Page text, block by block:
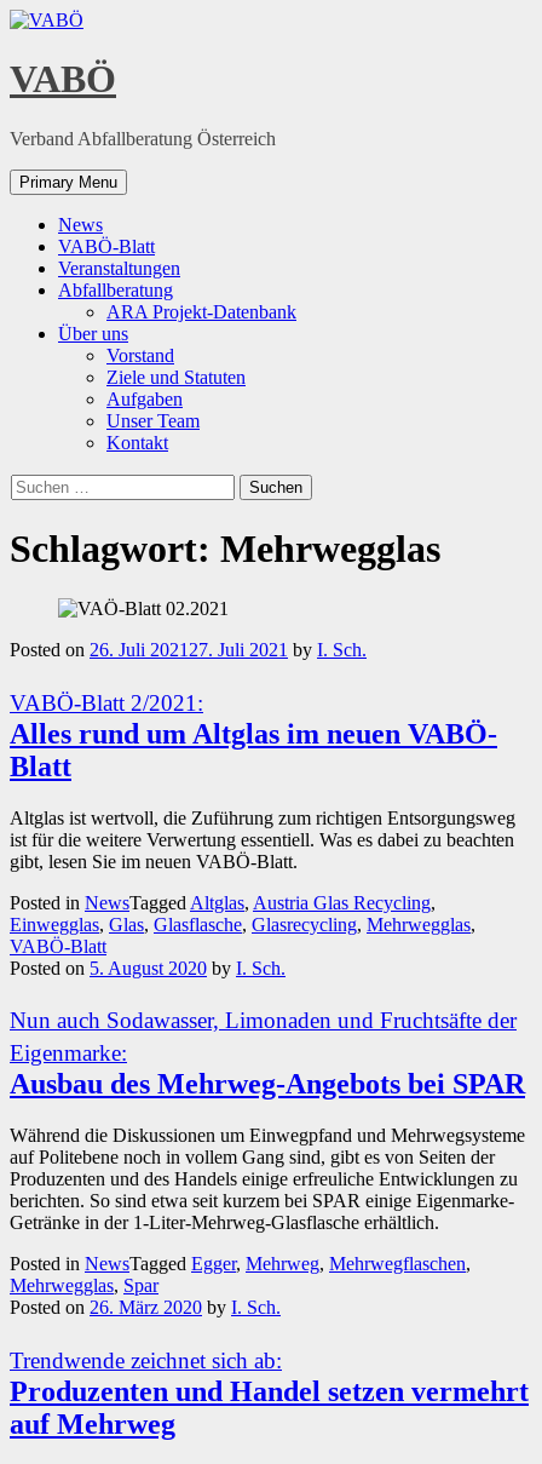
Skip
content
VABÖ
Verband Abfallberatung Österreich
Primary Menu
News
VABÖ-Blatt
Veranstaltungen
Abfallberatung
ARA Projekt-Datenbank
Über uns
Vorstand
Ziele und Statuten
Aufgaben
Unser Team
Kontakt
Suchen
nach:
Schlagwort: Mehrwegglas
Posted on 26. Juli 2021 27. Juli 2021 by I. Sch.
VABÖ-Blatt 2/2021:
Alles rund um Altglas im neuen VABÖ-
Blatt
Altglas ist wertvoll, die Zuführung zum richtigen Entsorgungsweg
ist für die weitere Verwertung essentiell. Was es dabei zu beachten
gibt, lesen Sie im neuen VABÖ-Blatt.
Posted in NewsTagged Altglas, Austria Glas Recycling,
Einwegglas, Glas, Glasflasche, Glasrecycling, Mehrwegglas,
VABÖ-Blatt
Posted on 5. August 2020 by I. Sch.
Nun auch Sodawasser, Limonaden und Fruchtsäfte der
Eigenmarke:
Ausbau des Mehrweg-Angebots bei SPAR
Während die Diskussionen um Einwegpfand und Mehrwegsysteme
auf Politebene noch in vollem Gang sind, gibt es von Seiten der
Produzenten und des Handels einige erfreuliche Entwicklungen zu
berichten. So sind etwa seit kurzem bei SPAR einige Eigenmarke-
Getränke in der 1-Liter-Mehrweg-Glasflasche erhältlich.
Posted in NewsTagged Egger, Mehrweg, Mehrwegflaschen,
Mehrwegglas, Spar
Posted on 26. März 2020 by I. Sch.
Trendwende zeichnet sich ab:
Produzenten und Handel setzen vermehrt
auf Mehrweg